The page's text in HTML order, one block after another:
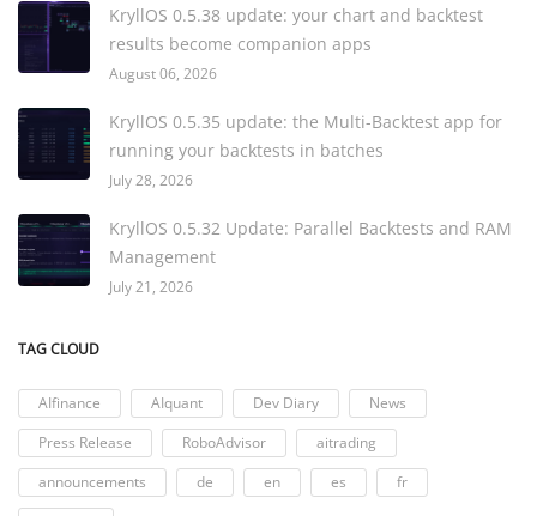
KryllOS 0.5.38 update: your chart and backtest
results become companion apps
August 06, 2026
KryllOS 0.5.35 update: the Multi-Backtest app for
running your backtests in batches
July 28, 2026
KryllOS 0.5.32 Update: Parallel Backtests and RAM
Management
July 21, 2026
TAG CLOUD
AIfinance AIquant Dev Diary
News
Press Release
RoboAdvisor
aitrading
announcements
de en es
fr